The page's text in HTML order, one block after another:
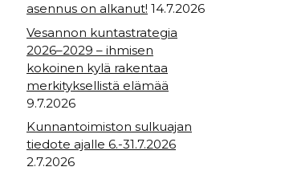
asennus on alkanut! 14.7.2026
Vesannon kuntastrategia
2026–2029 – ihmisen
kokoinen kylä rakentaa
merkityksellistä elämää
9.7.2026
Kunnantoimiston sulkuajan
tiedote ajalle 6.-31.7.2026
2.7.2026